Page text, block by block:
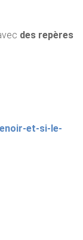
des repères
et-si-le-